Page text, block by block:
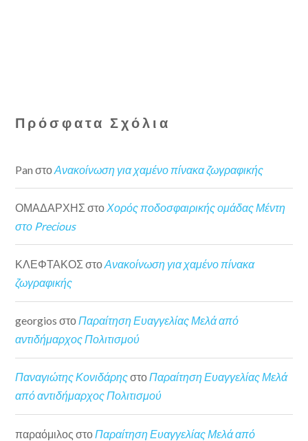
Πρόσφατα Σχόλια
Pan στοΑνακοίνωση για χαμένο πίνακα ζωγραφικής
ΟΜΑΔΑΡΧΗΣ στοΧορός ποδοσφαιρικής ομάδας Μέντη
στο Precious
ΚΛΕΦΤΑΚΟΣ στοΑνακοίνωση για χαμένο πίνακα
ζωγραφικής
georgios στοΠαραίτηση Ευαγγελίας Μελά από
αντιδήμαρχος Πολιτισμού
Παναγιώτης ΚονιδάρηςστοΠαραίτηση Ευαγγελίας Μελά
από αντιδήμαρχος Πολιτισμού
παραόμιλος στο Παραίτηση Ευαγγελίας Μελά από